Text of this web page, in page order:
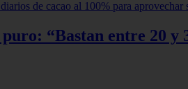
“Bastan entre 20